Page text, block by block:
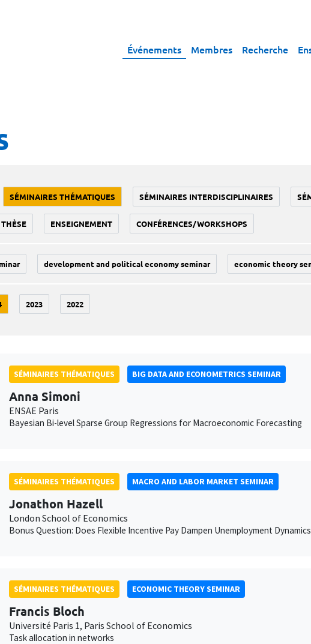
Événements Membres Recherche
SÉMINAIRES THÉMATIQUES SÉMINAIRES INTERDISCIPLINAIRES
ENSEIGNEMENT CONFÉRENCES/WORKSHOPS
development and political economy seminar economic theory
2023 2022
SÉMINAIRES THÉMATIQUES BIG DATA AND ECONOMETRICS SEMINAR
Anna Simoni
ENSAE Paris
Bayesian Bi-level Sparse Group Regressions for Macroeconomic Forecasting
SÉMINAIRES THÉMATIQUES MACRO AND LABOR MARKET SEMINAR
Jonathon Hazell
London School of Economics
Bonus Question: Does Flexible Incentive Pay Dampen Unemployment
SÉMINAIRES THÉMATIQUES ECONOMIC THEORY SEMINAR
Francis Bloch
Université Paris 1, Paris School of Economics
Task allocation in networks